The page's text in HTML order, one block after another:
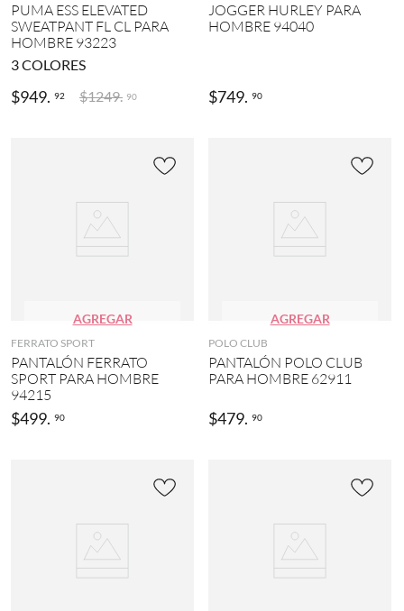
PUMA ESS ELEVATED
SWEATPANT FL CL PARA
HOMBRE 93223
3COLORES
$949. 92 $1249. 90
JOGGER HURLEY PARA
HOMBRE 94040
$749. 90
AGREGAR
FERRATO SPORT
PANTALÓN FERRATO
SPORT PARA HOMBRE
94215
$499. 90
AGREGAR
POLO CLUB
PANTALÓN POLO CLUB
PARA HOMBRE 62911
$479. 90